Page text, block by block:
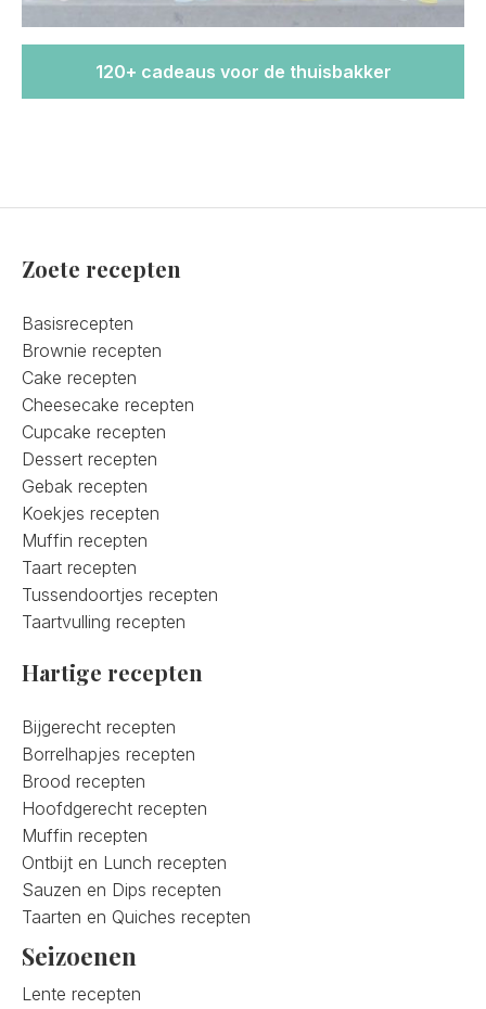
120+ cadeaus voor de thuisbakker
Zoete recepten
Basisrecepten
Brownie recepten
Cake recepten
Cheesecake recepten
Cupcake recepten
Dessert recepten
Gebak recepten
Koekjes recepten
Muffin recepten
Taart recepten
Tussendoortjes recepten
Taartvulling recepten
Hartige recepten
Bijgerecht recepten
Borrelhapjes recepten
Brood recepten
Hoofdgerecht recepten
Muffin recepten
Ontbijt en Lunch recepten
Sauzen en Dips recepten
Taarten en Quiches recepten
Seizoenen
Lente recepten